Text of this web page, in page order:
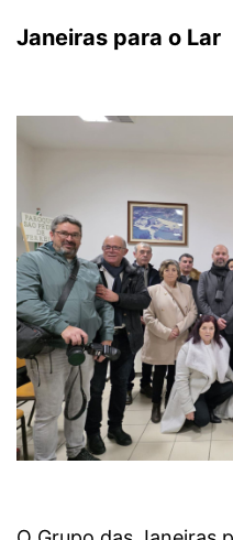
Janeiras para o Lar